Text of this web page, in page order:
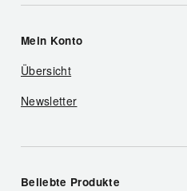
Mein Konto
Übersicht
Newsletter
Beliebte Produkte